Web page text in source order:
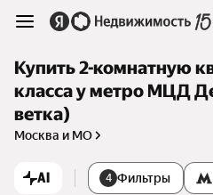
Купить 2-комнатную
класса у метро МЦД
ветка)
Москва и МО
AI 4 Фильтры